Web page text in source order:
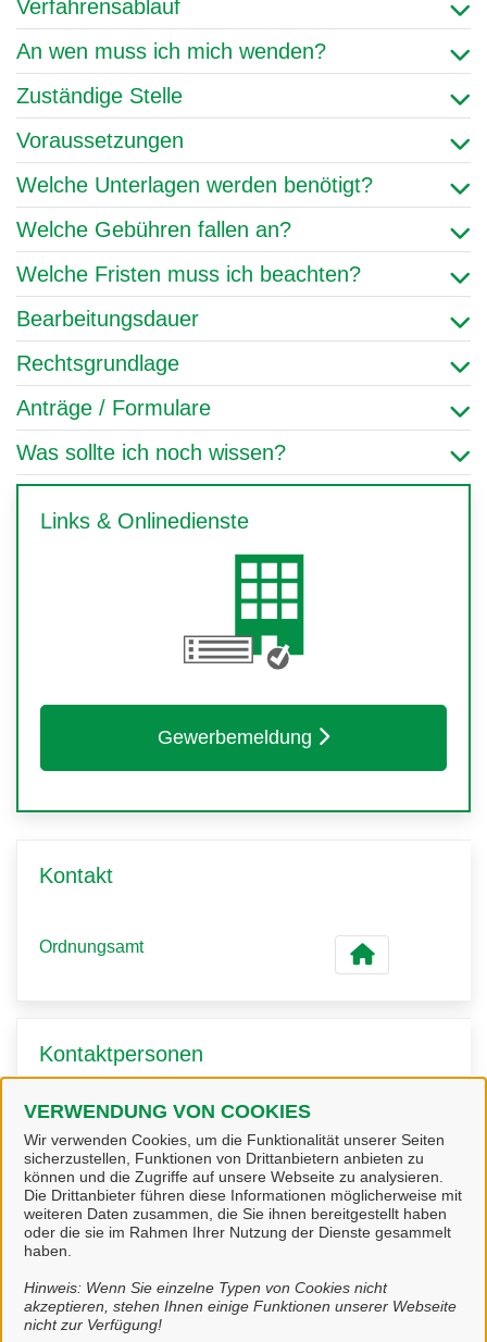
VERWENDUNG VON COOKIES
Wir verwenden Cookies, um die Funktionalität unserer Seiten
sicherzustellen, Funktionen von Drittanbietern anbieten zu
können und die Zugriffe auf unsere Webseite zu analysieren.
Die Drittanbieter führen diese Informationen möglicherweise mit
weiteren Daten zusammen, die Sie ihnen bereitgestellt haben
oder die sie im Rahmen Ihrer Nutzung der Dienste gesammelt
haben.
Hinweis: Wenn Sie einzelne Typen von Cookies nicht
akzeptieren, stehen Ihnen einige Funktionen unserer Webseite
nicht zur Verfügung!
Verfahrensablauf
An wen muss ich mich wenden?
Zuständige Stelle
Voraussetzungen
Welche Unterlagen werden benötigt?
Welche Gebühren fallen an?
Welche Fristen muss ich beachten?
Bearbeitungsdauer
Rechtsgrundlage
Anträge / Formulare
Was sollte ich noch wissen?
Links & Onlinedienste
Gewerbemeldung
Kontakt
Ordnungsamt
Kontaktpersonen
Amtsleiter
Herr Mey
Frau Köttker